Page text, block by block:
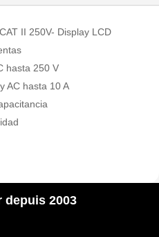
II 250V- Display LCD
hasta 250 V
AC hasta 10 A
depuis 2003